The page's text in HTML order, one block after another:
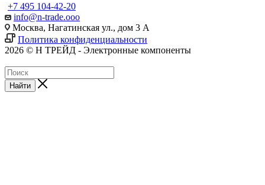
+7 495 104-42-20
info@n-trade.ooo
Москва, Нагатинская ул., дом 3 А
Политика конфиденциальности
2026 © Н ТРЕЙД - Электронные компоненты
Найти